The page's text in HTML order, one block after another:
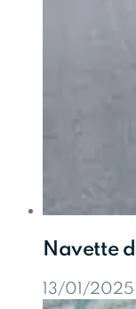
Navette
13/01/2025